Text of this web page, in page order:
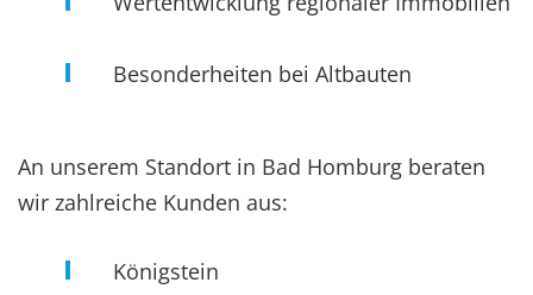
Besonderheiten bei Altbauten
An unserem Standort in Bad Homburg beraten
wir zahlreiche Kunden aus:
Königstein